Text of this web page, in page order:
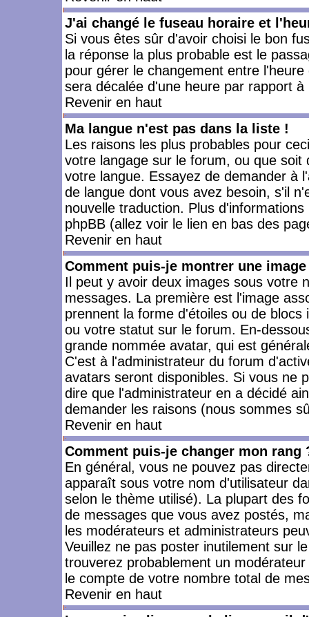
J'ai changé le fuseau horaire et
Si vous êtes sûr d'avoir choisi le bon
la réponse la plus probable est le
pour gérer le changement entre
sera décalée d'une heure par rapport à
Revenir en haut
Ma langue n'est pas dans la liste !
Les raisons les plus probables pour
votre langage sur le forum, ou que
votre langue. Essayez de demander à
de langue dont vous avez besoin, s'il
nouvelle traduction. Plus
phpBB (allez voir le lien en bas des
Revenir en haut
Comment puis-je montrer une
Il peut y avoir deux images sous votre
messages. La première est l'image
prennent la forme d'étoiles ou de
ou votre statut sur le forum. En-
grande nommée avatar, qui est
C'est à l'administrateur du forum
avatars seront disponibles. Si vous ne
dire que l'administrateur en a décidé
demander les raisons (nous sommes
Revenir en haut
Comment puis-je changer mon rang
En général, vous ne pouvez pas
apparaît sous votre nom d'utilisateur
selon le thème utilisé). La plupart des
de messages que vous avez postés,
les modérateurs et administrateurs
Veuillez ne pas poster inutilement sur
trouverez probablement un
le compte de votre nombre total de
Revenir en haut